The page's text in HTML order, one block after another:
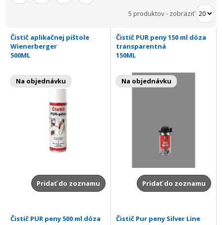
5 produktov- zobraziť
Čistič aplikačnej pištole
Wienerberger
500ML
Na objednávku
Pridať do zoznamu
Čistič PUR peny 150 ml dóza
transparentná
150ML
Na objednávku
Pridať do zoznamu
Čistič PUR peny 500 ml dóza
Čistič Pur peny Silver Line